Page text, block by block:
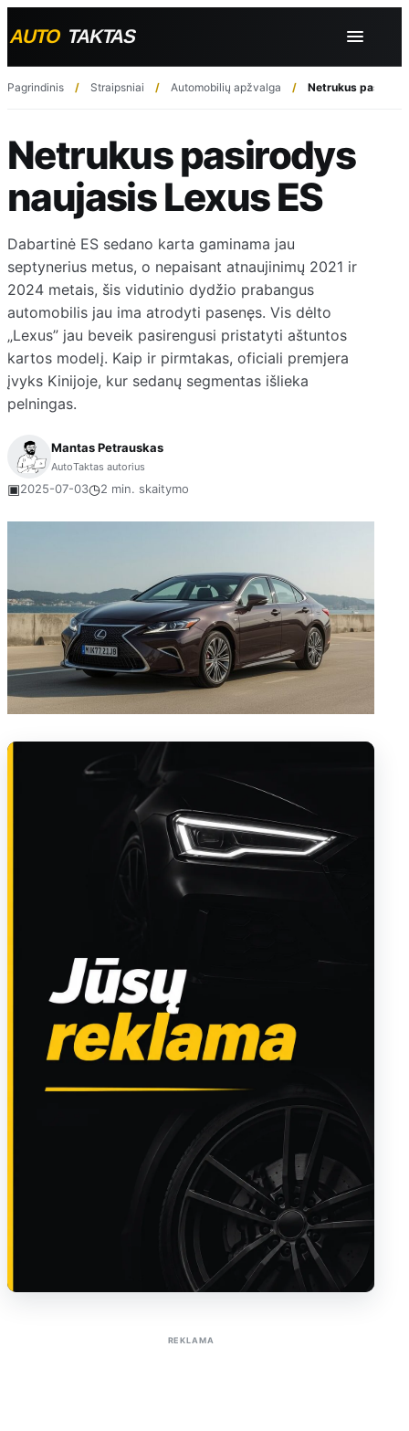
Pagrindinis Straipsniai Automobilių apžvalga Netrukus
Netrukus pasirodys
naujasis Lexus ES
Dabartinė ES sedano karta gaminama jau
septynerius metus, o nepaisant atnaujinimų 2021 ir
2024 metais, šis vidutinio dydžio prabangus
automobilis jau ima atrodyti pasenęs. Vis dėlto
„Lexus” jau beveik pasirengusi pristatyti aštuntos
kartos modelį. Kaip ir pirmtakas, oficiali premjera
įvyks Kinijoje, kur sedanų segmentas išlieka
pelningas.
Mantas Petrauskas
AutoTaktas autorius
▣2025-07-03◷2 min. skaitymo
REKLAMA